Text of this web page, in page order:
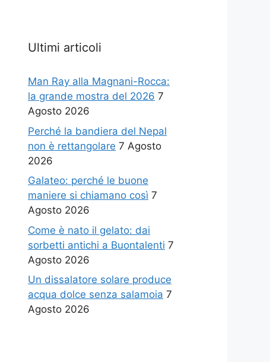
Ultimi articoli
Man Ray alla Magnani-Rocca:
la grande mostra del 2026 7
Agosto 2026
Perché la bandiera del Nepal
non è rettangolare 7 Agosto
2026
Galateo: perché le buone
maniere si chiamano così 7
Agosto 2026
Come è nato il gelato: dai
sorbetti antichi a Buontalenti 7
Agosto 2026
Un dissalatore solare produce
acqua dolce senza salamoia 7
Agosto 2026